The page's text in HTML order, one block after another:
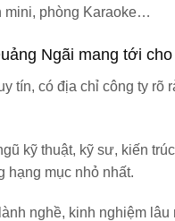
phòng Karaoke…
Ngãi mang tới
tín, có địa chỉ công ty rõ
kỹ thuật, kỹ sư, kiến
hạng mục nhỏ nhất.
nghề, kinh nghiệm lâu